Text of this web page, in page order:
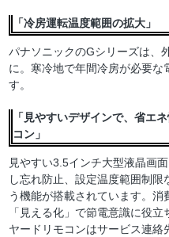
「冷房運転温度範囲の拡大」
パナソニックのGシリーズは
に。寒冷地で年間冷房が必要な
す。
「見やすいデザインで、省エ
コン」
見やすい3.5インチ大型液晶画
し忘れ防止、設定温度範囲制
う機能が搭載されています。消
「見える化」で節電意識に役
ヤードリモコンはサービス連